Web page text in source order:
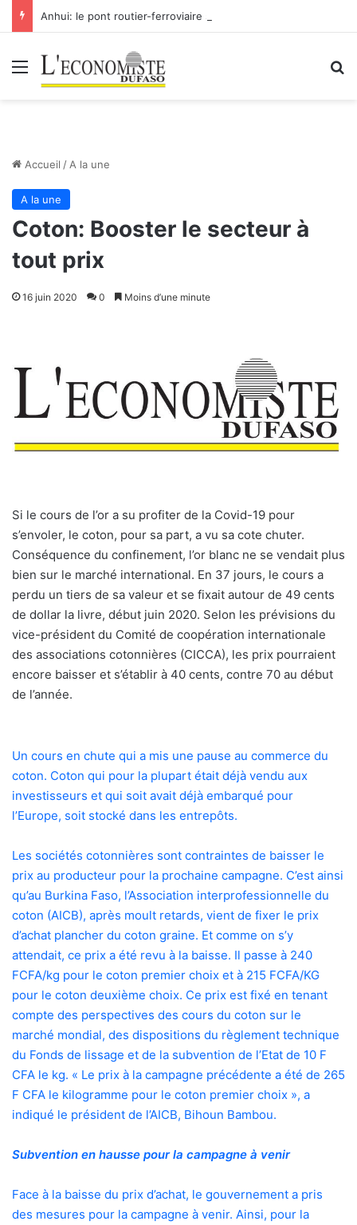
Menu
Accueil / A la une
A la une
Coton: Booster le secteur à
tout prix
16 juin 2020 0 Moins d’une minute
Si le cours de l’or a su profiter de la Covid-19 pour
s’envoler, le coton, pour sa part, a vu sa cote chuter.
Conséquence du confinement, l’or blanc ne se vendait plus
bien sur le marché international. En 37 jours, le cours a
perdu un tiers de sa valeur et se fixait autour de 49 cents
de dollar la livre, début juin 2020. Selon les prévisions du
vice-président du Comité de coopération internationale
des associations cotonnières (CICCA), les prix pourraient
encore baisser et s’établir à 40 cents, contre 70 au début
de l’année.
Un cours en chute qui a mis une pause au commerce du
coton. Coton qui pour la plupart était déjà vendu aux
investisseurs et qui soit avait déjà embarqué pour
l’Europe, soit stocké dans les entrepôts.
Les sociétés cotonnières sont contraintes de baisser le
prix au producteur pour la prochaine campagne. C’est ainsi
qu’au Burkina Faso, l’Association interprofessionnelle du
coton (AICB), après moult retards, vient de fixer le prix
d’achat plancher du coton graine. Et comme on s’y
attendait, ce prix a été revu à la baisse. Il passe à 240
FCFA/kg pour le coton premier choix et à 215 FCFA/KG
pour le coton deuxième choix. Ce prix est fixé en tenant
compte des perspectives des cours du coton sur le
marché mondial, des dispositions du règlement technique
du Fonds de lissage et de la subvention de l’Etat de 10 F
CFA le kg. « Le prix à la campagne précédente a été de 265
F CFA le kilogramme pour le coton premier choix », a
indiqué le président de l’AICB, Bihoun Bambou.
Subvention en hausse pour la campagne à venir
Face à la baisse du prix d’achat, le gouvernement a pris
des mesures pour la campagne à venir. Ainsi, pour la